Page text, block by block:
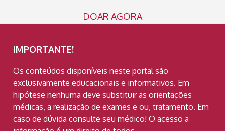
DOAR AGORA
IMPORTANTE!
Os conteúdos disponíveis neste portal são
exclusivamente educacionais e informativos. Em
hipótese nenhuma deve substituir as orientações
médicas, a realização de exames e ou, tratamento. Em
caso de dúvida consulte seu médico! O acesso a